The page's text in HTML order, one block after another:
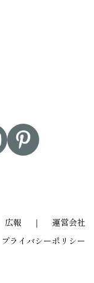
広報 ｜
運営会社
プライバシーポリシー